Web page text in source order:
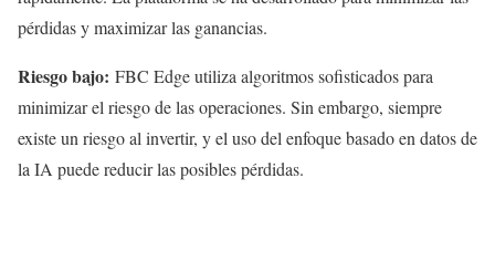
pérdidas y maximizar las ganancias.
Riesgo bajo: FBC Edge utiliza algoritmos sofisticados para
minimizar el riesgo de las operaciones. Sin embargo, siempre
existe un riesgo al invertir, y el uso del enfoque basado en datos de
la IA puede reducir las posibles pérdidas.